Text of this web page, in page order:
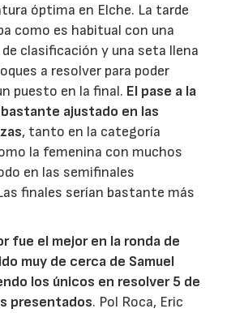
óptima en Elche. La tarde
como es habitual con una
clasificación y una seta llena
a resolver para poder
puesto en la final. El pase a la
ajustado en las
, tanto en la categoría
la femenina con muchos
en las semifinales
finales serían bastante más
fue el mejor en la ronda de
muy de cerca de Samuel
los únicos en resolver 5 de
presentados. Pol Roca, Eric